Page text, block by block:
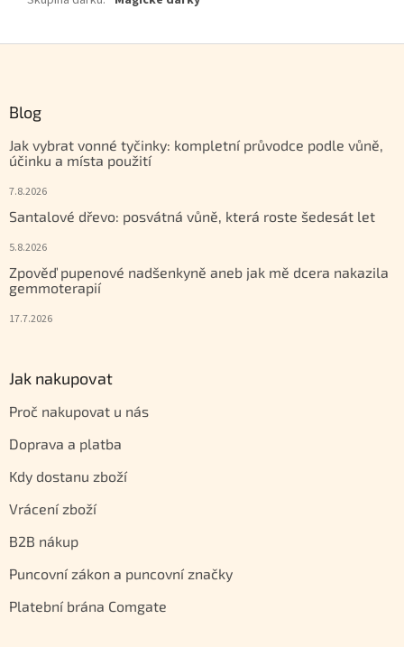
Blog
Jak vybrat vonné tyčinky: kompletní průvodce podle vůně,
účinku a místa použití
7.8.2026
Santalové dřevo: posvátná vůně, která roste šedesát let
5.8.2026
Zpověď pupenové nadšenkyně aneb jak mě dcera nakazila
gemmoterapií
17.7.2026
Jak nakupovat
Proč nakupovat u nás
Doprava a platba
Kdy dostanu zboží
Vrácení zboží
B2B nákup
Puncovní zákon a puncovní značky
Platební brána Comgate